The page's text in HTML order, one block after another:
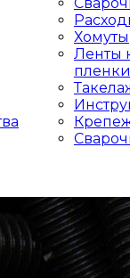
Хомуты
Ленты
пленки